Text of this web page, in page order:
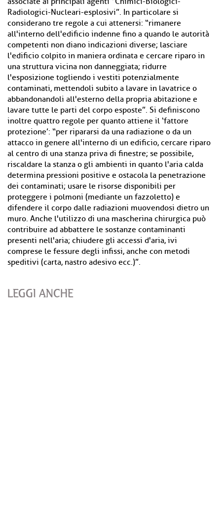
Radiologici-Nucleari-esplosivi”. In particolare si
considerano tre regole a cui attenersi: “rimanere
all'interno dell'edificio indenne fino a quando le autorità
competenti non diano indicazioni diverse; lasciare
l'edificio colpito in maniera ordinata e cercare riparo in
una struttura vicina non danneggiata; ridurre
l'esposizione togliendo i vestiti potenzialmente
contaminati, mettendoli subito a lavare in lavatrice o
abbandonandoli all'esterno della propria abitazione e
lavare tutte le parti del corpo esposte”. Si definiscono
inoltre quattro regole per quanto attiene il ‘fattore
protezione’: “per ripararsi da una radiazione o da un
attacco in genere all'interno di un edificio, cercare riparo
al centro di una stanza priva di finestre; se possibile,
riscaldare la stanza o gli ambienti in quanto l'aria calda
determina pressioni positive e ostacola la penetrazione
dei contaminati; usare le risorse disponibili per
proteggere i polmoni (mediante un fazzoletto) e
difendere il corpo dalle radiazioni muovendosi dietro un
muro. Anche l'utilizzo di una mascherina chirurgica può
contribuire ad abbattere le sostanze contaminanti
presenti nell'aria; chiudere gli accessi d'aria, ivi
comprese le fessure degli infissi, anche con metodi
speditivi (carta, nastro adesivo ecc.)”.
LEGGI ANCHE